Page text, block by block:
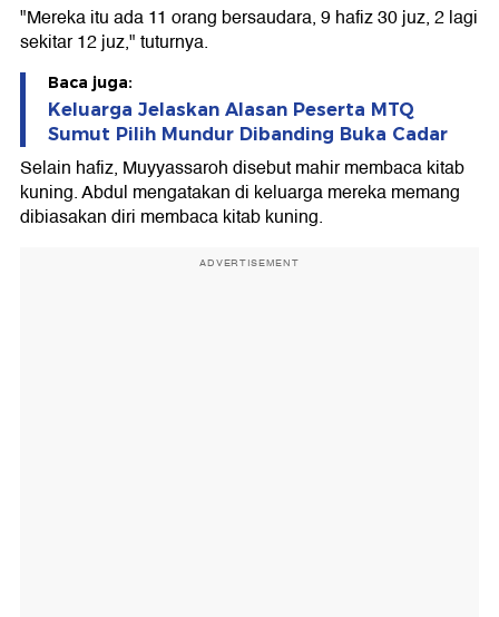
"Mereka itu ada 11 orang bersaudara, 9 hafiz 30 juz, 2 lagi
sekitar 12 juz," tuturnya.
Baca juga:
Keluarga Jelaskan Alasan Peserta MTQ
Sumut Pilih Mundur Dibanding Buka Cadar
Selain hafiz, Muyyassaroh disebut mahir membaca kitab
kuning. Abdul mengatakan di keluarga mereka memang
dibiasakan diri membaca kitab kuning.
ADVERTISEMENT